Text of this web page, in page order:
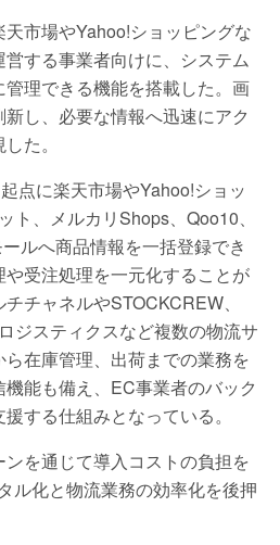
市場やYahoo!ショッピングな
する事業者向けに、システム
理できる機能を搭載した。画
し、必要な情報へ迅速にアク
た。
点に楽天市場やYahoo!ショッ
ト、メルカリShops、Qoo10、
ルへ商品情報を一括登録でき
受注処理を一元化することが
チャネルやSTOCKCREW、
ジスティクスなど複数の物流サ
在庫管理、出荷までの業務を
能も備え、EC事業者のバック
する仕組みとなっている。
を通じて導入コストの負担を
ル化と物流業務の効率化を後押